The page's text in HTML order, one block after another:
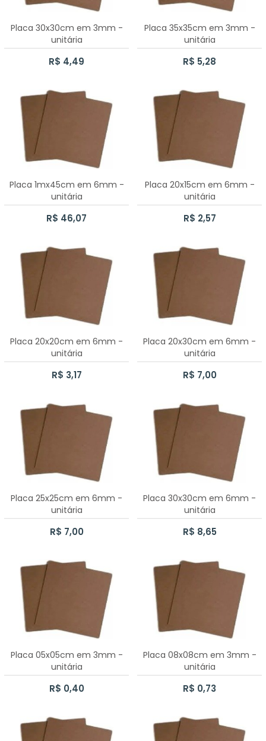
CAIXA SAPATO 6X6X5CM
CAIXA SAPATO 30X30X10
CAIXA SAPATO 20X15X10
CAIXA ELÁSTICO
CAIXA COELHO
CAIXA CHÁ COM DOBRADIÇA
100 CAIXAS SAPATO 10X10X5CM
CESTA COELHO
10 CAIXAS SAPATO 5X5X5CM
Placa 30x30cm em 3mm -
unitária
R$ 4,49
Placa 35x35cm em 3mm -
unitária
R$ 5,28
Placa 1mx45cm em 6mm -
unitária
R$ 46,07
Placa 20x15cm em 6mm -
unitária
R$ 2,57
Placa 20x20cm em 6mm -
unitária
R$ 3,17
Placa 20x30cm em 6mm -
unitária
R$ 7,00
Placa 25x25cm em 6mm -
unitária
R$ 7,00
Placa 30x30cm em 6mm -
unitária
R$ 8,65
Placa 05x05cm em 3mm -
unitária
R$ 0,40
Placa 08x08cm em 3mm -
unitária
R$ 0,73